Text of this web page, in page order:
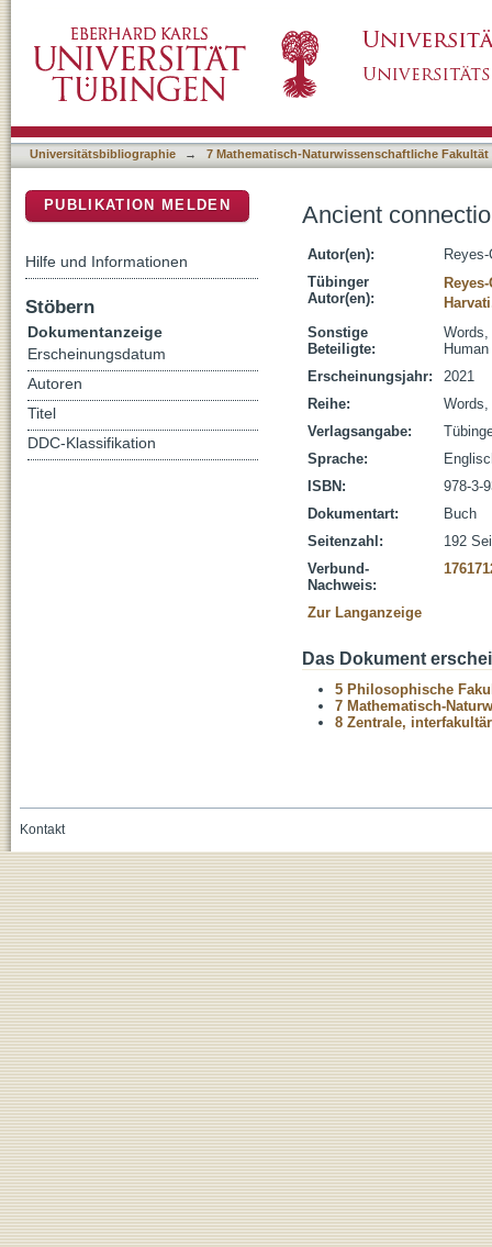
Universitätsbibliographie → 7 Mathematisch-Naturwissenschaftliche Fakultät
Ancient
Autor(en):
Tübinger
Autor(en):
Sonstige
Beteiligte:
Erscheinungsjahr:
2021
Reihe:
Verlagsangabe:
Sprache:
ISBN:
978-3-
Dokumentart:
Buch
Seitenzahl:
192
Verbund-
Nachweis:
Zur Langanzeige
Das Dokument
5 Philosophische
7 Mathematisch-
8 Zentrale,
PUBLIKATION MELDEN
Hilfe und Informationen
Stöbern
Dokumentanzeige
Erscheinungsdatum
Autoren
Titel
DDC-Klassifikation
Kontakt